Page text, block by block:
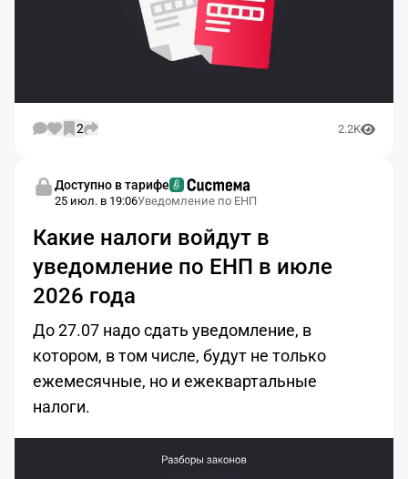
2 2.2K
Доступно в тарифе
25 июл. в 19:06Уведомление по ЕНП
Какие налоги войдут в
уведомление по ЕНП в июле
2026 года
До 27.07 надо сдать уведомление, в
котором, в том числе, будут не только
ежемесячные, но и ежеквартальные
налоги.